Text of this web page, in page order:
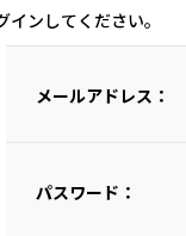
ンしてください。
メールアドレス：
パスワード：